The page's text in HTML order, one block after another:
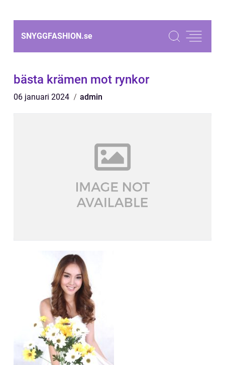
SNYGGFASHION.se
bästa krämen mot rynkor
06 januari 2024 admin